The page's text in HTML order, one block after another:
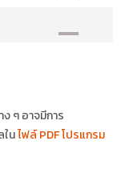
ๆ อาจมีการ
ในไฟล์ PDF โปรแกรม